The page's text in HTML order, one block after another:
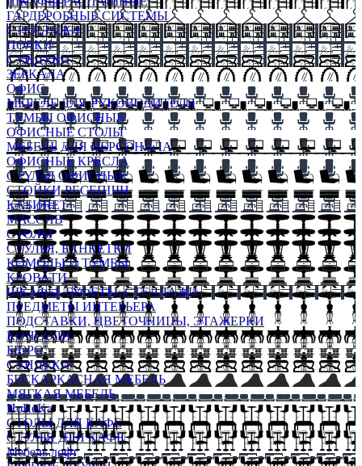
ГАРДЕРОБНЫЕ СИСТЕМЫ
СТЕЛЛАЖИ
ПОЛКИ
СУНДУКИ
ЗЕРКАЛА
ОФИС
МЕБЕЛЬ ДЛЯ РУКОВОДИТЕЛЯ
ТУМБЫ ОФИСНЫЕ
ОФИСНЫЕ СТОЛЫ
МЕБЕЛЬ ДЛЯ ПЕРСОНАЛА
ОФИСНЫЕ КРЕСЛА
СТУЛЬЯ ОФИСНЫЕ
СТОЙКИ РЕСЕПШН
КАБИНЕТ
МАССИВ
СТОЛЫ
СТУЛЬЯ, БАНКЕТКИ
КОМОДЫ И ТУМБЫ
КРОВАТИ
ШКАФЫ, БУФЕТЫ, СТЕЛЛАЖИ
ПРЕДМЕТЫ ИНТЕРЬЕРА
ПОДСТАВКИ, ЦВЕТОЧНИЦЫ, ЭТАЖЕРКИ
КОНСОЛИ
БЮРО
СУНДУКИ
БЕСКАРКАСНАЯ МЕБЕЛЬ
МЯГКАЯ МЕБЕЛЬ
HoReKa
СТОЛЫ ДЛЯ КАФЕ
СТУЛЬЯ ДЛЯ КАФЕ
Мебель лофт